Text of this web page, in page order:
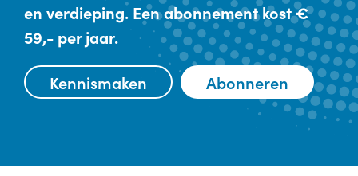
en verdieping. Een abonnement kost €
59,- per jaar.
Kennismaken Abonneren